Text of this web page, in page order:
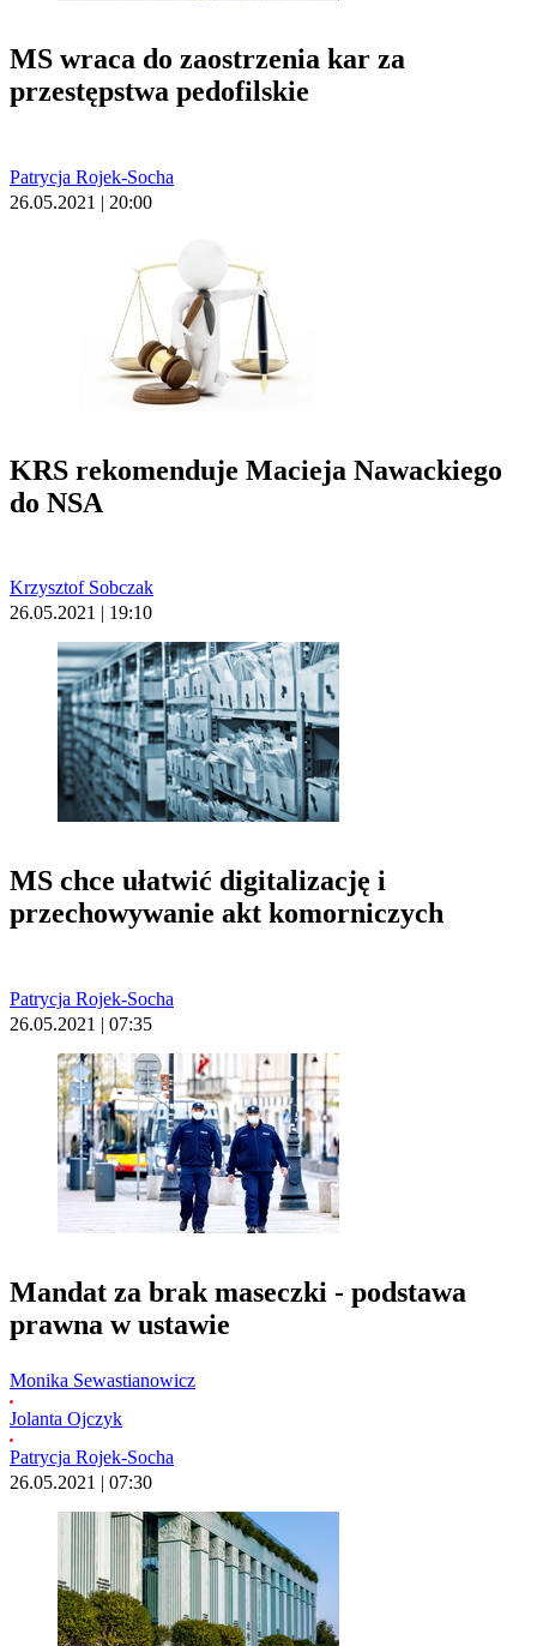
MS wraca do zaostrzenia kar za
przestępstwa pedofilskie
Patrycja Rojek-Socha
26.05.2021 | 20:00
KRS rekomenduje Macieja Nawackiego
do NSA
Krzysztof Sobczak
26.05.2021 | 19:10
MS chce ułatwić digitalizację i
przechowywanie akt komorniczych
Patrycja Rojek-Socha
26.05.2021 | 07:35
Mandat za brak maseczki - podstawa
prawna w ustawie
Monika Sewastianowicz
Jolanta Ojczyk
Patrycja Rojek-Socha
26.05.2021 | 07:30